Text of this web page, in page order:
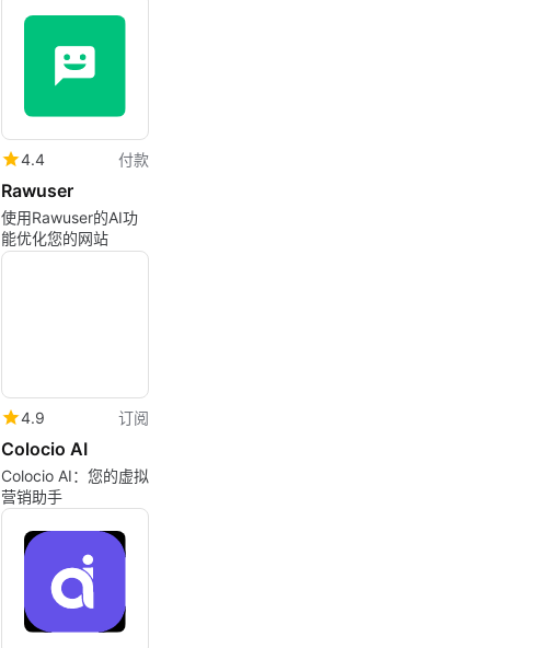
4.4 付款
Rawuser
使用Rawuser的AI功
能优化您的网站
4.9 订阅
Colocio AI
Colocio AI：您的虚拟
营销助手